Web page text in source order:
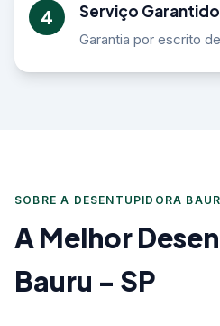
4 Serviço Garantido
Garantia por escrito
SOBRE A DESENTUPIDORA
A Melhor
Bauru - SP